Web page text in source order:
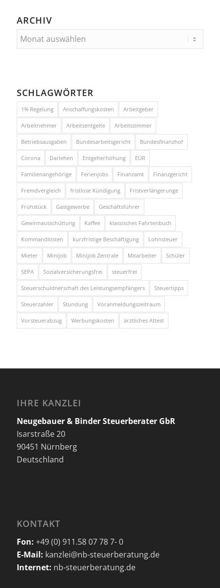
ARCHIV
SCHLAGWÖRTER
1% Regelung Anschaffungskosten Arbeitgeber
Arbeitnehmer Arbeitsentgelte Arbeitszimmer
Betriebsausgaben Bundesarbeitsgericht Bundesfinanzhof
Corona Darlehen Entgelterhöhung EÜR
Familienangehörige Ferienjobs Finanzamt Finanzgericht
Fremdvergleich fristlose Kündigung Fristverlängerunge
Frühstück Gastgewerbe Geschäftsführer
Gewinnausschüttung Kaffee klassisches Fahrtenbuch
Kommanditisten kurzfristige Beschäftigung Lohnsteuer
Mieter Minijob Minijob Zentrale Mitarbeiter Schüler
SEPA Sozialversicherungsfrei steuerfrei
Steuerschuldnerschaft des Leistungsempfängers Steuertipps
Steuerzahler Stundung Voranmeldungszeitraum
Vorsteuerabzug Werbungskosten ärztliches Attest
IHRE KANZLEI
Neugebauer & Binder Steuerberater GbR
Isarstraße 20
90451 Nürnberg
Deutschland
KONTAKT
Fon: +49 (0) 911.58 07 78 7- 0
E-Mail: kanzlei@nb-steuerberatung.de
Internet: nb-steuerberatung.de